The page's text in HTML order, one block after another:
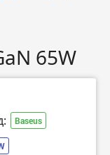
65W
Baseus